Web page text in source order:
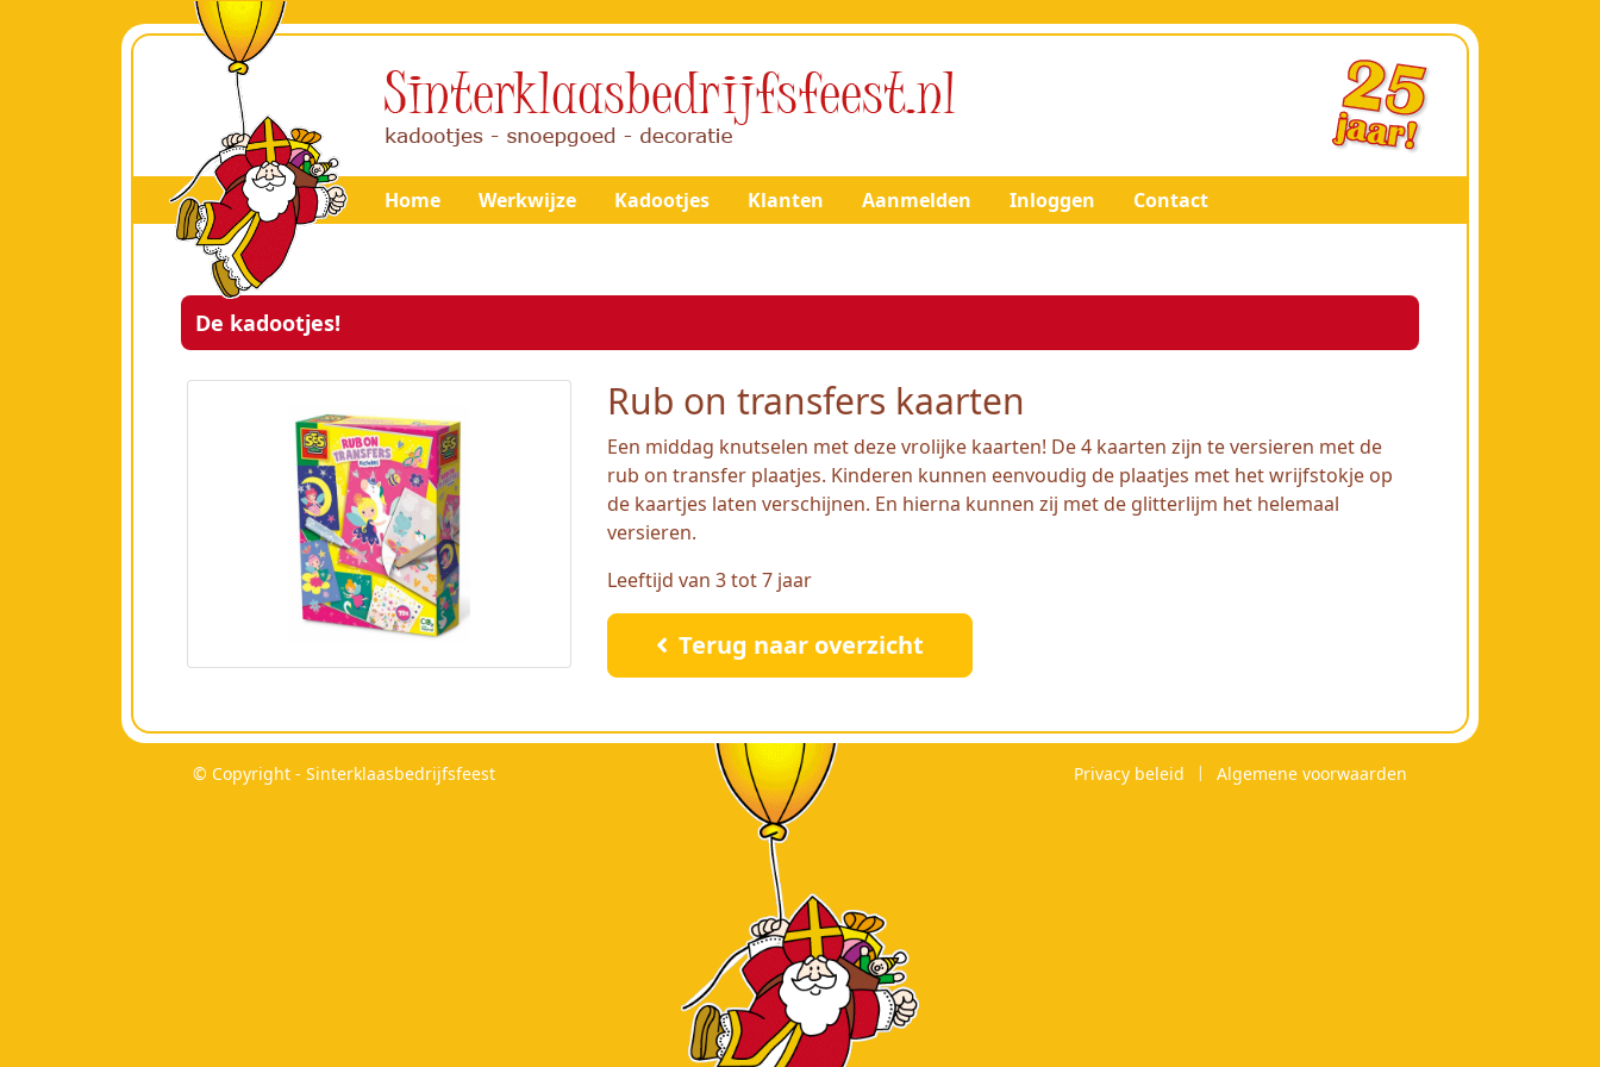
Home Werkwijze Kadootjes Klanten Aanmelden Inloggen Contact
De kadootjes!
Rub on transfers kaarten
Een middag knutselen met deze vrolijke kaarten! De 4 kaarten zijn te versieren met de
rub on transfer plaatjes. Kinderen kunnen eenvoudig de plaatjes met het wrijfstokje op
de kaartjes laten verschijnen. En hierna kunnen zij met de glitterlijm het helemaal
versieren.
Leeftijd van 3 tot 7 jaar
Terug naar overzicht
© Copyright - Sinterklaasbedrijfsfeest Privacy beleid Algemene voorwaarden